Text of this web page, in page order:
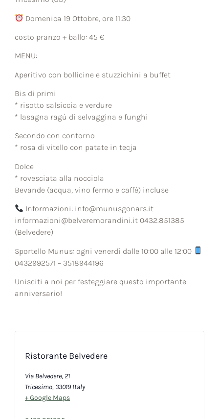
Domenica 19 Ottobre, ore 11:30
costo pranzo + ballo: 45 €
MENU:
Aperitivo con bollicine e stuzzichini a buffet
Bis di primi
* risotto salsiccia e verdure
* lasagna ragù di selvaggina e funghi
Secondo con contorno
* rosa di vitello con patate in tecja
Dolce
* rovesciata alla nocciola
Bevande (acqua, vino fermo e caffè) incluse
Informazioni: info@munusgonars.it
informazioni@belveremorandini.it 0432.851385
(Belvedere)
Sportello Munus: ogni venerdì dalle 10:00 alle 12:00
0432992571 – 3518944196
Unisciti a noi per festeggiare questo importante
anniversario!
Ristorante Belvedere
Via Belvedere, 21
Tricesimo, 33019 Italy
+ Google Maps